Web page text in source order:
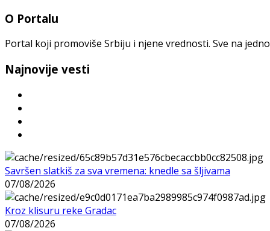
O Portalu
Portal koji promoviše Srbiju i njene vrednosti. Sve na
Najnovije vesti
Savršen slatkiš za sva vremena: knedle sa šljivama
07/08/2026
Kroz klisuru reke Gradac
07/08/2026